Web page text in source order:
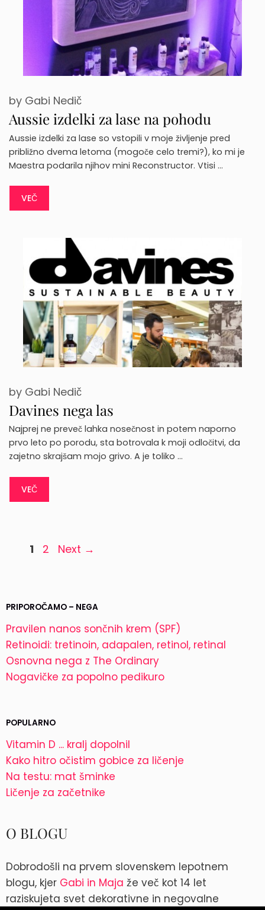
Aussie izdelki za lase na pohodu
by Gabi Nedič
Aussie izdelki za lase so vstopili v moje življenje pred
približno dvema letoma (mogoče celo tremi?), ko mi je
Maestra podarila njihov mini Reconstructor. Vtisi …
VEČ
Davines nega las
by Gabi Nedič
Najprej ne preveč lahka nosečnost in potem naporno
prvo leto po porodu, sta botrovala k moji odločitvi, da
zajetno skrajšam mojo grivo. A je toliko …
VEČ
Page
1 Page
2 Next →
PRIPOROČAMO – NEGA
Pravilen nanos sončnih krem (SPF)
Retinoidi: tretinoin, adapalen, retinol, retinal
Osnovna nega z The Ordinary
Nogavičke za popolno pedikuro
POPULARNO
Vitamin D ... kralj dopolnil
Kako hitro očistim gobice za ličenje
Na testu: mat šminke
Ličenje za začetnike
O BLOGU
Dobrodošli na prvem slovenskem lepotnem
blogu, kjer Gabi in Maja že več kot 14 let
raziskujeta svet dekorativne in negovalne